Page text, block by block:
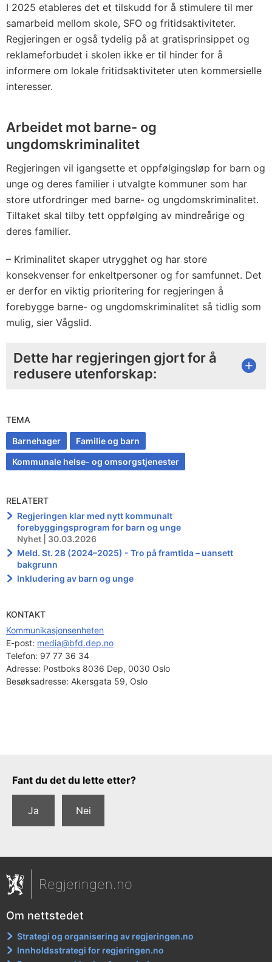
I 2025 etableres det et tilskudd for å stimulere til mer
samarbeid mellom skole, SFO og fritidsaktiviteter.
Regjeringen er også tydelig på at gratisprinsippet og
reklameforbudet i skolen ikke er til hinder for å
informere om lokale fritidsaktiviteter uten kommersielle
interesser.
Arbeidet mot barne- og
ungdomskriminalitet
Regjeringen vil igangsette et oppfølgingsløp for barn og
unge og deres familier i utvalgte kommuner som har
store utfordringer med barne- og ungdomskriminalitet.
Tiltaket skal tilby tett oppfølging av mindreårige og
deres familier.
– Kriminalitet skaper utrygghet og har store
konsekvenser for enkeltpersoner og for samfunnet. Det
er derfor en viktig prioritering for regjeringen å
forebygge barne- og ungdomskriminalitet så tidlig som
mulig, sier Vågslid.
Dette har regjeringen gjort for å
redusere utenforskap:
TEMA
Barnehager
Familie og barn
Kommunale helse- og omsorgstjenester
RELATERT
Regjeringen klar med nytt kommunalt
forebyggingsprogram for barn og unge
Nyhet | 30.03.2026
Meld. St. 28 (2024–2025) - Tro på framtida – uansett
bakgrunn
Inkludering av barn og unge
KONTAKT
Kommunikasjonsenheten
E-post: media@bfd.dep.no
Telefon: 97 77 36 34
Adresse: Postboks 8036 Dep, 0030 Oslo
Besøksadresse: Akersgata 59, Oslo
Tilbakemeldingsskjema
Fant du det du lette etter?
Ja Nei
Regjeringen.no
Om nettstedet
Strategi og organisering av regjeringen.no
Innholdsstrategi for regjeringen.no